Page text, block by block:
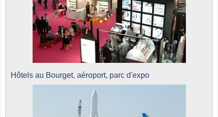
Hôtels au Bourget, aéroport, parc d'expo